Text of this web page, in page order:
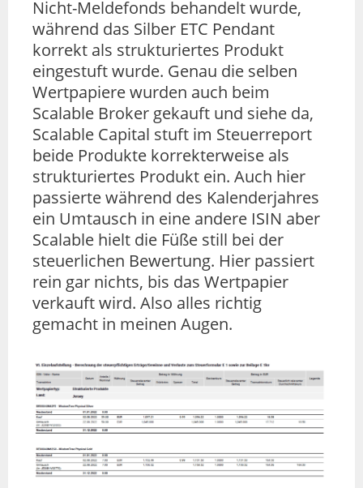
Nicht-Meldefonds behandelt wurde,
während das Silber ETC Pendant
korrekt als strukturiertes Produkt
eingestuft wurde. Genau die selben
Wertpapiere wurden auch beim
Scalable Broker gekauft und siehe da,
Scalable Capital stuft im Steuerreport
beide Produkte korrekterweise als
strukturiertes Produkt ein. Auch hier
passierte während des Kalenderjahres
ein Umtausch in eine andere ISIN aber
Scalable hielt die Füße still bei der
steuerlichen Bewertung. Hier passiert
rein gar nichts, bis das Wertpapier
verkauft wird. Also alles richtig
gemacht in meinen Augen.